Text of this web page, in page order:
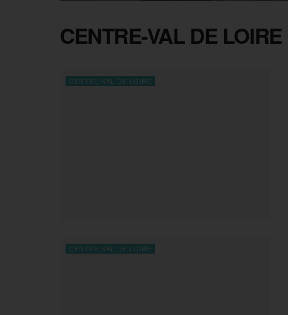
CENTRE-VAL DE LOIRE
CENTRE-VAL DE LOIRE
CENTRE-VAL DE LOIRE